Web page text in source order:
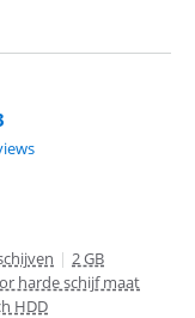
| 2 GB
harde schijf maat
HDD